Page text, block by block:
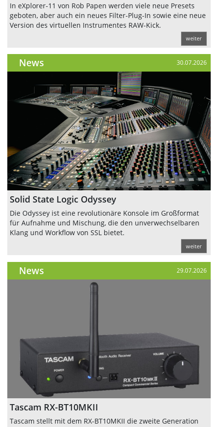
In eXplorer-11 von Rob Papen werden viele neue Presets
geboten, aber auch ein neues Filter-Plug-In sowie eine neue
Version des virtuellen Instrumentes RAW-Kick.
weiter
News 30.07.2026
Solid State Logic Odyssey
Die Odyssey ist eine revolutionäre Konsole im Großformat
für Aufnahme und Mischung, die den unverwechselbaren
Klang und Workflow von SSL bietet.
weiter
News 29.07.2026
Tascam RX-BT10MKII
Tascam stellt mit dem RX-BT10MKII die zweite Generation